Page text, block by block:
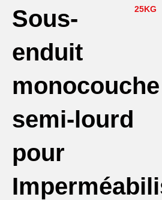
Sous-
enduit
monocouche
semi-lourd
pour
25KG